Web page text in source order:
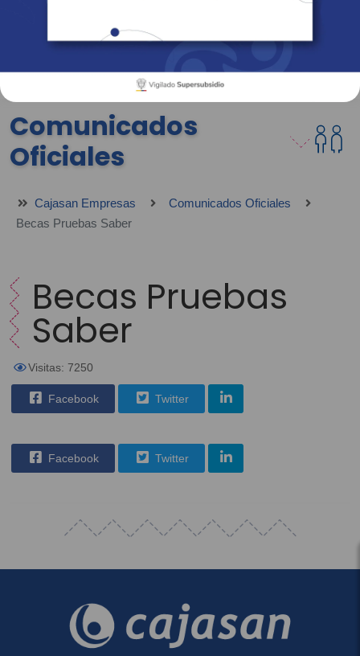
Revista Fácil Vivir
Sedes Directorio Servicios En Línea
Comunicados
Oficiales
Cajasan Empresas
Comunicados Oficiales
Becas Pruebas Saber
Becas Pruebas
Saber
Visitas: 7250
Facebook Twitter
Facebook Twitter